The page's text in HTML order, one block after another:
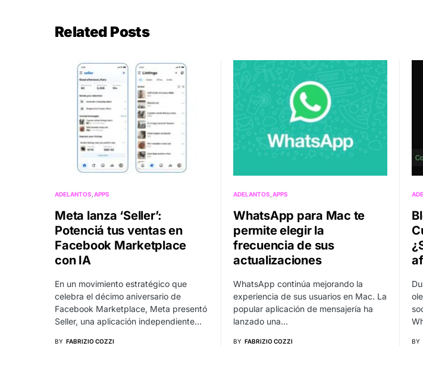
Related Posts
ADELANTOS APPS
Meta lanza ‘Seller’:
Potenciá tus ventas en
Facebook Marketplace
con IA
En un movimiento estratégico que
celebra el décimo aniversario de
Facebook Marketplace, Meta presentó
Seller, una aplicación independiente…
BY FABRIZIO COZZI
ADELANTOS APPS
WhatsApp para Mac te
permite elegir la
frecuencia de sus
actualizaciones
WhatsApp continúa mejorando la
experiencia de sus usuarios en Mac. La
popular aplicación de mensajería ha
lanzado una…
BY FABRIZIO COZZI BY